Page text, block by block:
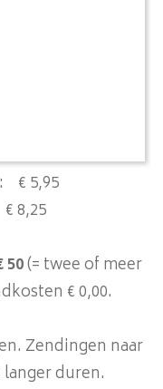
: € 5,95
50(= twee of meer
€ 0,00.
Zendingen naar
duren.